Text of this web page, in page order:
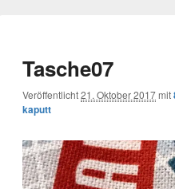
Tasche07
Veröffentlicht21. Oktober 2017mit
kaputt